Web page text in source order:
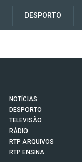
DESPORTO
NOTÍCIAS
DESPORTO
TELEVISÃO
RÁDIO
RTP ARQUIVOS
RTP ENSINA